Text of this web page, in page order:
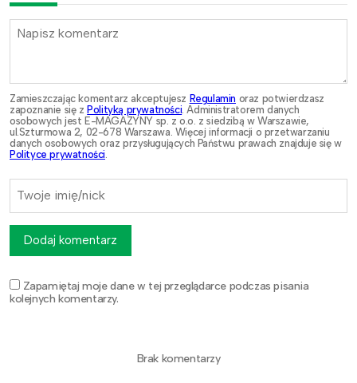
Zamieszczając komentarz akceptujesz Regulamin oraz potwierdzasz
zapoznanie się zPolityką prywatności . Administratorem danych
osobowych jest E-MAGAZYNY sp. z o.o. z siedzibą w Warszawie,
ul.Szturmowa 2, 02-678 Warszawa. Więcej informacji o przetwarzaniu
danych osobowych oraz przysługujących Państwu prawach znajduje się w
Polityce prywatności
Zapamiętaj moje dane w tej przeglądarce podczas pisania
kolejnych komentarzy.
Dodaj komentarz
Brak komentarzy